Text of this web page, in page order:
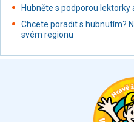
Nápoje alkoholické
Restaurace, jídelny, hotová
Fastfood
Studená kuchyně,
Hubněte s podporou lektorky
Chcete poradit s hubnutím?
svém regionu